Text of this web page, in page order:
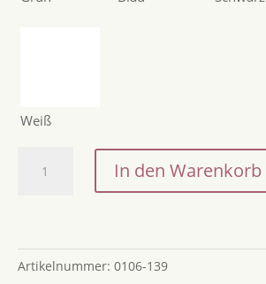
Weiß
Geschenkidee
personalisiert:
Weihnachten
für
In den Warenkorb
Artikelnummer: 0106-139